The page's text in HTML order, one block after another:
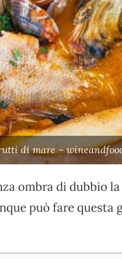
di mare –
ombra di dubbio
può fare questa